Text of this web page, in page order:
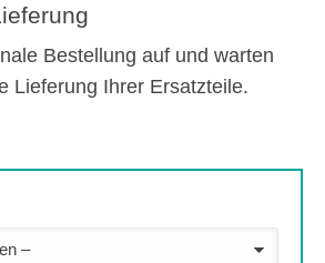
Bestellung auf und warten
Lieferung Ihrer Ersatzteile.